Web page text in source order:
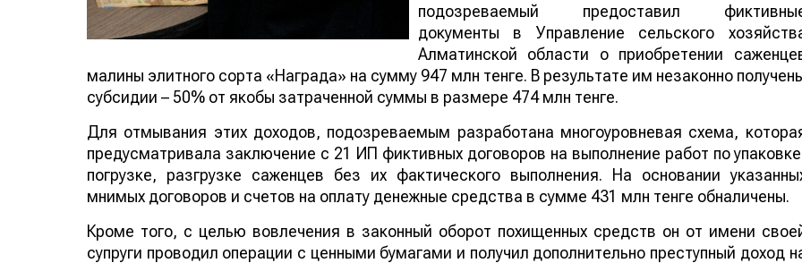
подозреваемый предоставил
документы в Управление сельского
Алматинской области о приобретении
малины элитного сорта «Награда» на сумму 947 млн тенге. В результате им незаконно
субсидии – 50% от якобы затраченной суммы в размере 474 млн тенге.
Для отмывания этих доходов, подозреваемым разработана многоуровневая схема,
предусматривала заключение с 21 ИП фиктивных договоров на выполнение работ по
погрузке, разгрузке саженцев без их фактического выполнения. На основании
мнимых договоров и счетов на оплату денежные средства в сумме 431 млн тенге обналичены.
Кроме того, с целью вовлечения в законный оборот похищенных средств он от имени
супруги проводил операции с ценными бумагами и получил дополнительно преступный доход